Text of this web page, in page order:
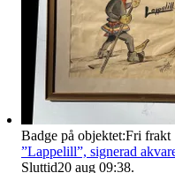
Badge på objektet:Fri frakt
”Lappelill”, signerad
Sluttid20 aug 09:38.